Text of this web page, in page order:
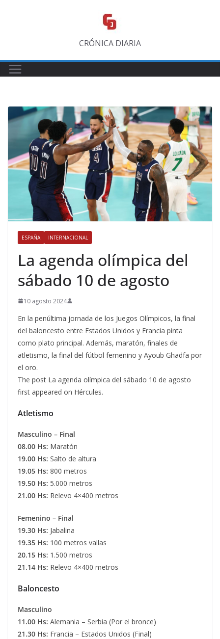
CRÓNICA DIARIA
ESPAÑA INTERNACIONAL
La agenda olímpica del
sábado 10 de agosto
10 agosto 2024
En la penúltima jornada de los Juegos Olímpicos, la final
del baloncesto entre Estados Unidos y Francia pinta
como plato principal. Además, maratón, finales de
atletismo, la final del fútbol femenino y Ayoub Ghadfa por
el oro.
The post La agenda olímpica del sábado 10 de agosto
first appeared on Hércules.
Atletismo
Masculino – Final
08.00 Hs: Maratón
19.00 Hs: Salto de altura
19.05 Hs: 800 metros
19.50 Hs: 5.000 metros
21.00 Hs: Relevo 4×400 metros
Femenino – Final
19.30 Hs: Jabalina
19.35 Hs: 100 metros vallas
20.15 Hs: 1.500 metros
21.14 Hs: Relevo 4×400 metros
Baloncesto
Masculino
11.00 Hs: Alemania – Serbia (Por el bronce)
21.30 Hs: Francia – Estados Unidos (Final)